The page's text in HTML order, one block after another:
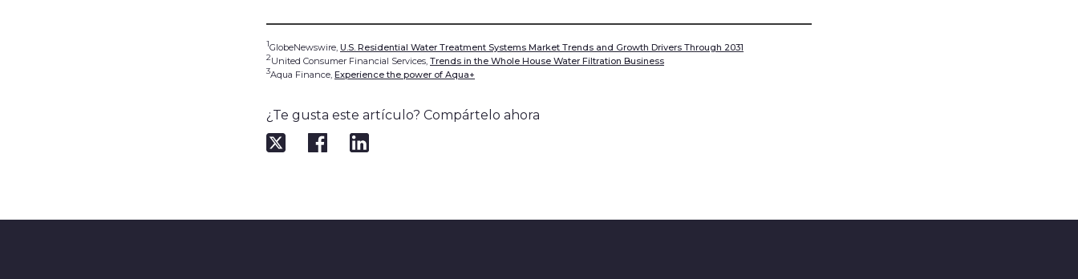
1GlobeNewswire, U.S. Residential Water Treatment Systems Market Trends and Growth Drivers Through 2031
2United Consumer Financial Services, Trends in the Whole House Water Filtration Business
3Aqua Finance, Experience the power of Aqua+
¿Te gusta este artículo? Compártelo ahora